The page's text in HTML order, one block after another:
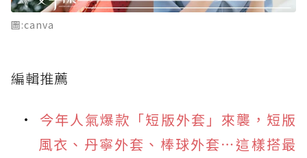
圖:canva
編輯推薦
今年人氣爆款「短版外套」來襲，短版
風衣、丹寧外套、棒球外套⋯這樣搭最